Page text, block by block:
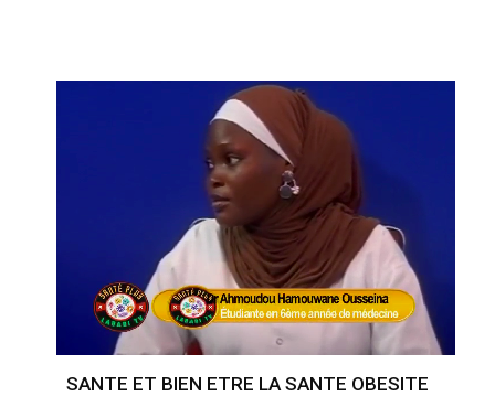
SANTE ET BIEN ETRE LA SANTE OBESITE